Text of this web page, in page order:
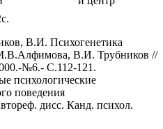
В.И. Психогенетика
М.В.Алфимова, В.И. Трубников //
№6.- С.112-121.
психологические
поведения
дисс. Канд. психол.